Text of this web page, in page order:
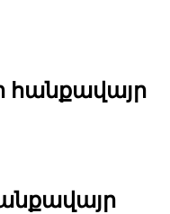
հանքավայր